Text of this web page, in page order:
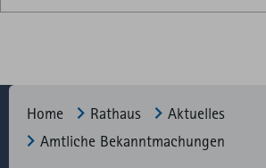
Home Rathaus
Aktuelles
Amtliche Bekannt­machungen